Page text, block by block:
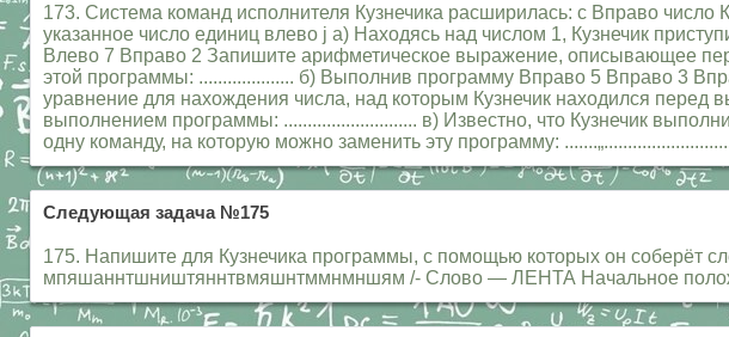
173. Система команд исполнителя Кузнечика расширилась: с Вправо число
указанное число единиц влево j а) Находясь над числом 1, Кузнечик
Влево 7 Вправо 2 Запишите арифметическое выражение, описывающее
этой программы: .................... б) Выполнив программу Вправо 5 Вправо 3
уравнение для нахождения числа, над которым Кузнечик находился
выполнением программы: ............................ в) Известно, что Кузнечик
одну команду, на которую можно заменить эту программу:
Следующая задача №175
175. Напишите для Кузнечика программы, с помощью которых он
мпяшаннтшништяннтвмяшнтммнмншям /- Слово — ЛЕНТА Начальное